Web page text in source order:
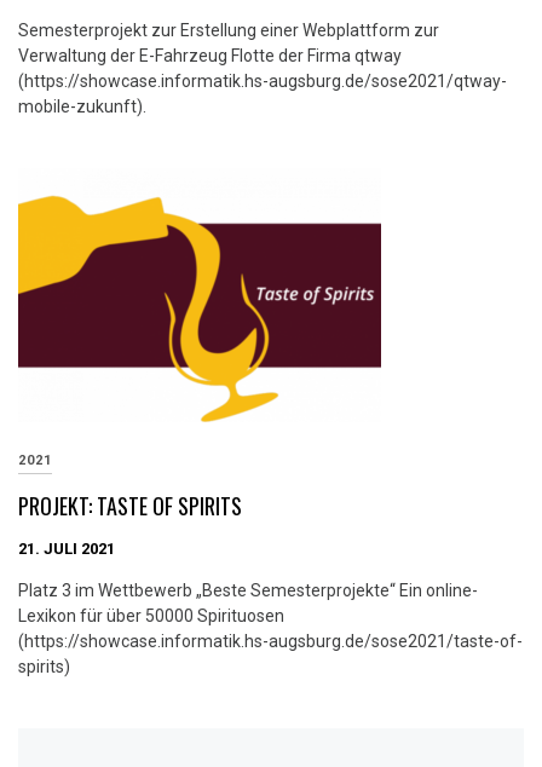
Semesterprojekt zur Erstellung einer Webplattform zur
Verwaltung der E-Fahrzeug Flotte der Firma qtway
(https://showcase.informatik.hs-augsburg.de/sose2021/qtway-
mobile-zukunft).
2021
PROJEKT: TASTE OF SPIRITS
21. JULI 2021
Platz 3 im Wettbewerb „Beste Semesterprojekte“ Ein online-
Lexikon für über 50000 Spirituosen
(https://showcase.informatik.hs-augsburg.de/sose2021/taste-of-
spirits)